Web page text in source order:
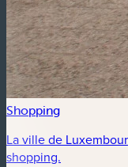
Shopping
La ville de
shopping.